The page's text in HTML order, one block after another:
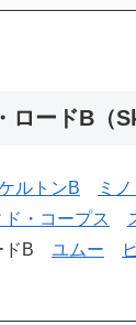
ロードB（
ルトンB ミ
・コープス
ドB ユムー